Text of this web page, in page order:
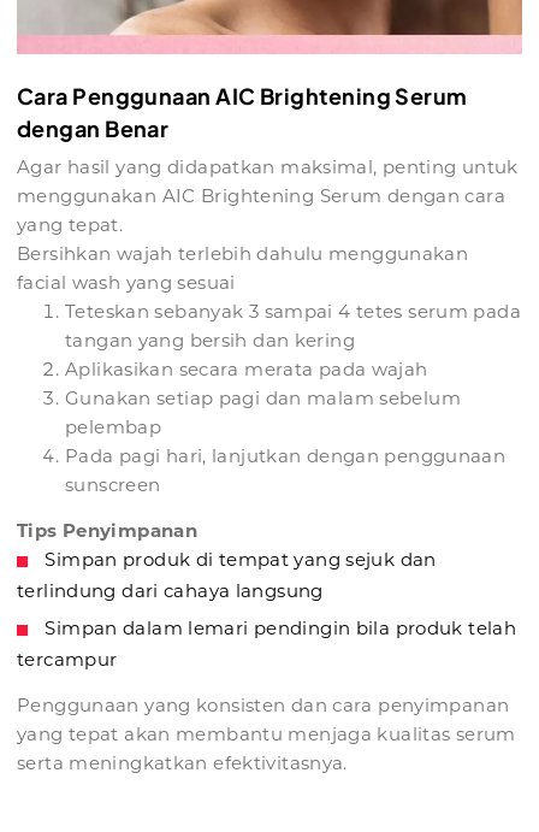
Cara Penggunaan AIC Brightening Serum
dengan Benar
Agar hasil yang didapatkan maksimal, penting untuk
menggunakan AIC Brightening Serum dengan cara
yang tepat.
Bersihkan wajah terlebih dahulu menggunakan
facial wash yang sesuai
Teteskan sebanyak 3 sampai 4 tetes serum pada
tangan yang bersih dan kering
Aplikasikan secara merata pada wajah
Gunakan setiap pagi dan malam sebelum
pelembap
Pada pagi hari, lanjutkan dengan penggunaan
sunscreen
Tips Penyimpanan
Simpan produk di tempat yang sejuk dan
terlindung dari cahaya langsung
Simpan dalam lemari pendingin bila produk telah
tercampur
Penggunaan yang konsisten dan cara penyimpanan
yang tepat akan membantu menjaga kualitas serum
serta meningkatkan efektivitasnya.